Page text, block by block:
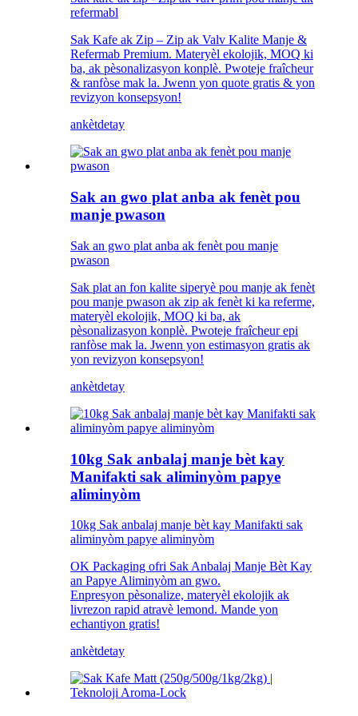
refermabl
Sak Kafe ak Zip – Zip ak Valv Kalite Manje &
Refermab Premium. Materyèl ekolojik, MOQ ki
ba, ak pèsonalizasyon konplè. Pwoteje fraîcheur
& ranfòse mak la. Jwenn yon quote gratis & yon
revizyon konsepsyon!
ankètdetay
Sak an gwo plat anba ak fenèt pou
manje pwason
Sak an gwo plat anba ak fenèt pou manje
pwason
Sak plat an fon kalite siperyè pou manje ak fenèt
pou manje pwason ak zip ak fenèt ki ka referme,
materyèl ekolojik, MOQ ki ba, ak
pèsonalizasyon konplè. Pwoteje fraîcheur epi
ranfòse mak la. Jwenn yon estimasyon gratis ak
yon revizyon konsepsyon!
ankètdetay
10kg Sak anbalaj manje bèt kay
Manifakti sak aliminyòm papye
aliminyòm
10kg Sak anbalaj manje bèt kay Manifakti sak
aliminyòm papye aliminyòm
OK Packaging ofri Sak Anbalaj Manje Bèt Kay
an Papye Aliminyòm an gwo.
Enpresyon pèsonalize, materyèl ekolojik ak
livrezon rapid atravè lemond. Mande yon
echantiyon gratis!
ankètdetay